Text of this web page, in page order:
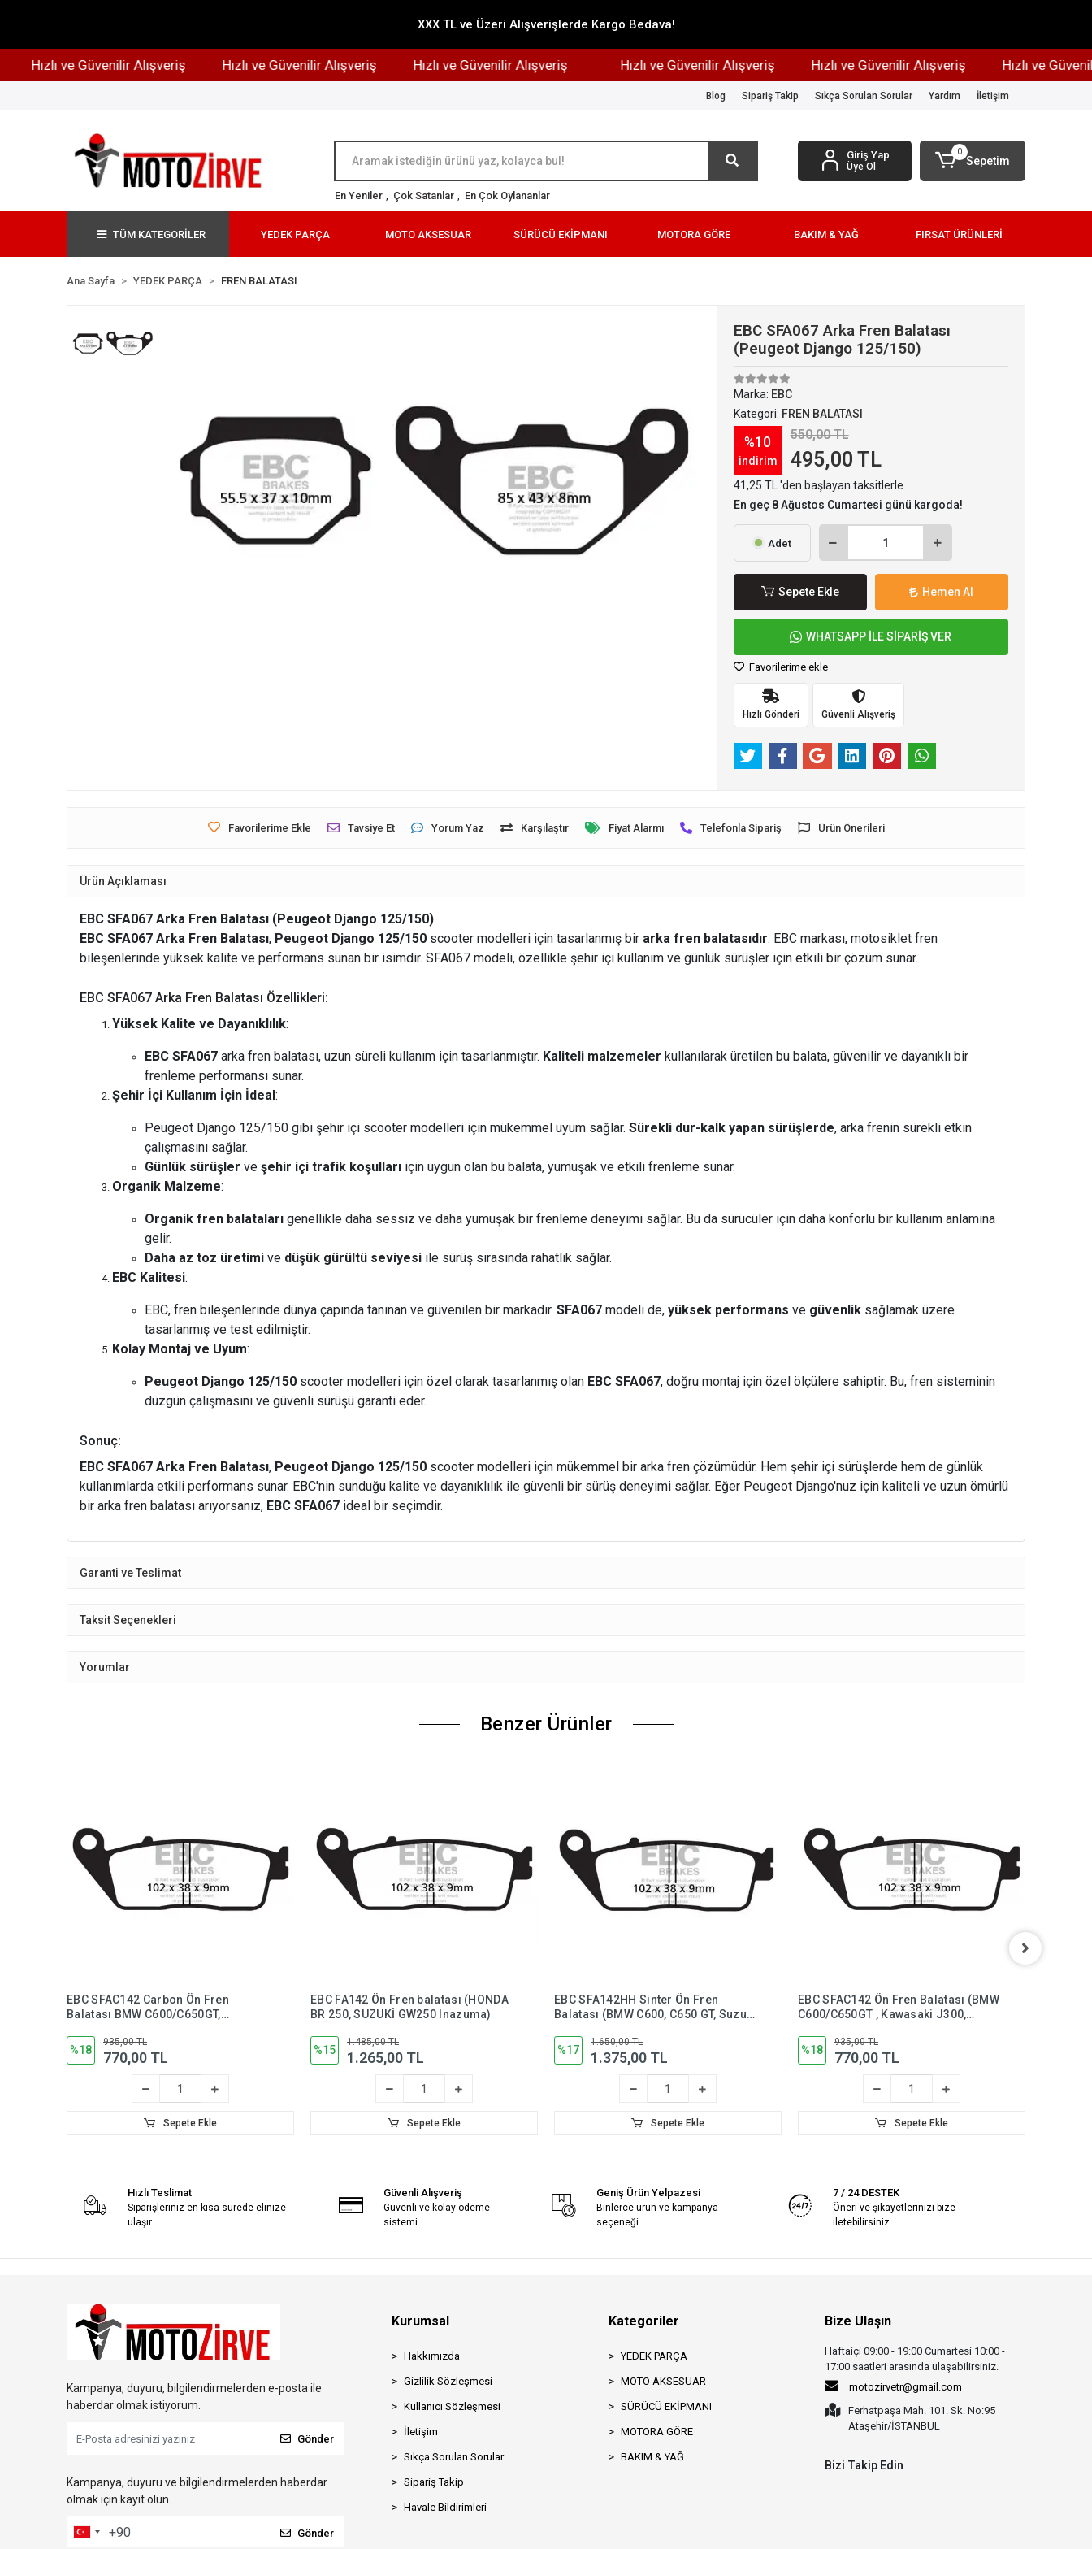
XXX TL ve Üzeri Alışverişlerde Kargo Bedava!
Hızlı ve Güvenilir Alışveriş Hızlı ve Güvenilir Alışveriş Hızlı ve Güvenilir Alışveriş Hızlı ve Güvenilir Alışveriş Hızlı ve Güvenilir Alışveriş Hızlı ve Güvenilir
Blog Sipariş Takip Sıkça Sorulan Sorular Yardım İletişim
En Yeniler , Çok Satanlar , En Çok Oylananlar
Giriş Yap
Üye Ol
0
Sepetim
TÜM KATEGORİLER YEDEK PARÇA MOTO AKSESUAR SÜRÜCÜ EKİPMANI MOTORA GÖRE BAKIM & YAĞ FIRSAT ÜRÜNLERİ
Ana Sayfa YEDEK PARÇA FREN BALATASI
EBC SFA067 Arka Fren Balatası
(Peugeot Django 125/150)
Marka: EBC
Kategori: FREN BALATASI
%10
indirim
550,00 TL
495,00 TL
41,25 TL 'den başlayan taksitlerle
En geç 8 Ağustos Cumartesi günü kargoda!
Adet
Sepete Ekle Hemen Al
WHATSAPP İLE SİPARİŞ VER
Favorilerime ekle
Hızlı Gönderi Güvenli Alışveriş
Favorilerime Ekle Tavsiye Et Yorum Yaz Karşılaştır Fiyat Alarmı Telefonla Sipariş Ürün Önerileri
Ürün Açıklaması
EBC SFA067 Arka Fren Balatası (Peugeot Django 125/150)
EBC SFA067 Arka Fren Balatası, Peugeot Django 125/150 scooter modelleri için tasarlanmış bir arka fren balatasıdır. EBC markası, motosiklet fren
bileşenlerinde yüksek kalite ve performans sunan bir isimdir. SFA067 modeli, özellikle şehir içi kullanım ve günlük sürüşler için etkili bir çözüm sunar.
EBC SFA067 Arka Fren Balatası Özellikleri:
Yüksek Kalite ve Dayanıklılık:
EBC SFA067 arka fren balatası, uzun süreli kullanım için tasarlanmıştır. Kaliteli malzemeler kullanılarak üretilen bu balata, güvenilir ve dayanıklı bir
frenleme performansı sunar.
Şehir İçi Kullanım İçin İdeal :
Peugeot Django 125/150 gibi şehir içi scooter modelleri için mükemmel uyum sağlar. Sürekli dur-kalk yapan sürüşlerde, arka frenin sürekli etkin
çalışmasını sağlar.
Günlük sürüşler ve şehir içi trafik koşulları için uygun olan bu balata, yumuşak ve etkili frenleme sunar.
Organik Malzeme:
Organik fren balataları genellikle daha sessiz ve daha yumuşak bir frenleme deneyimi sağlar. Bu da sürücüler için daha konforlu bir kullanım anlamına
gelir.
Daha az toz üretimi ve düşük gürültü seviyesi ile sürüş sırasında rahatlık sağlar.
EBC Kalitesi:
EBC, fren bileşenlerinde dünya çapında tanınan ve güvenilen bir markadır. SFA067 modeli de, yüksek performans ve güvenlik sağlamak üzere
tasarlanmış ve test edilmiştir.
Kolay Montaj ve Uyum:
Peugeot Django 125/150 scooter modelleri için özel olarak tasarlanmış olan EBC SFA067, doğru montaj için özel ölçülere sahiptir. Bu, fren sisteminin
düzgün çalışmasını ve güvenli sürüşü garanti eder.
Sonuç:
EBC SFA067 Arka Fren Balatası, Peugeot Django 125/150 scooter modelleri için mükemmel bir arka fren çözümüdür. Hem şehir içi sürüşlerde hem de günlük
kullanımlarda etkili performans sunar. EBC'nin sunduğu kalite ve dayanıklılık ile güvenli bir sürüş deneyimi sağlar. Eğer Peugeot Django'nuz için kaliteli ve uzun ömürlü
bir arka fren balatası arıyorsanız, EBC SFA067 ideal bir seçimdir.
Garanti ve Teslimat
Taksit Seçenekleri
Yorumlar
Benzer Ürünler
EBC SFAC142 Carbon Ön Fren
Balatası BMW C600/C650GT,
%18
935,00 TL
770,00 TL
Sepete Ekle
EBC FA142 Ön Fren balatası (HONDA
BR 250, SUZUKİ GW250 Inazuma)
%15
1.485,00 TL
1.265,00 TL
Sepete Ekle
EBC SFA142HH Sinter Ön Fren
Balatası (BMW C600, C650 GT, Suzuki
%17
1.650,00 TL
1.375,00 TL
Sepete Ekle
EBC SFAC142 Ön Fren Balatası (BMW
C600/C650GT , Kawasaki J300,
%18
935,00 TL
770,00 TL
Sepete Ekle
Hızlı Teslimat
Siparişleriniz en kısa sürede elinize
ulaşır.
Güvenli Alışveriş
Güvenli ve kolay ödeme
sistemi
Geniş Ürün Yelpazesi
Binlerce ürün ve kampanya
seçeneği
7 / 24 DESTEK
Öneri ve şikayetlerinizi bize
iletebilirsiniz.
Kampanya, duyuru, bilgilendirmelerden e-posta ile
haberdar olmak istiyorum.
Gönder
Kampanya, duyuru ve bilgilendirmelerden haberdar
olmak için kayıt olun.
Gönder
Kurumsal
Hakkımızda
Gizlilik Sözleşmesi
Kullanıcı Sözleşmesi
İletişim
Sıkça Sorulan Sorular
Sipariş Takip
Havale Bildirimleri
Kategoriler
YEDEK PARÇA
MOTO AKSESUAR
SÜRÜCÜ EKİPMANI
MOTORA GÖRE
BAKIM & YAĞ
Bize Ulaşın
Haftaiçi 09:00 - 19:00 Cumartesi 10:00 -
17:00 saatleri arasında ulaşabilirsiniz.
motozirvetr@gmail.com
Ferhatpaşa Mah. 101. Sk. No:95
Ataşehir/İSTANBUL
Bizi Takip Edin